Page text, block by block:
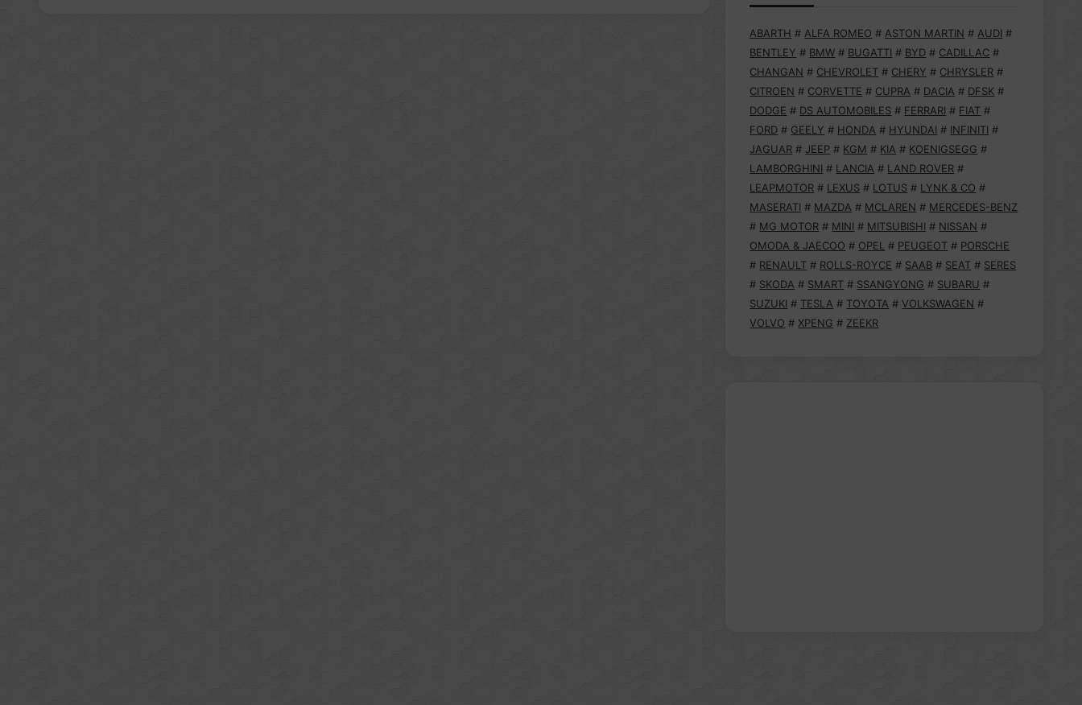
ABARTH # ALFA ROMEO # ASTON MARTIN # AUDI #
BENTLEY # BMW # BUGATTI # BYD # CADILLAC #
CHANGAN # CHEVROLET # CHERY # CHRYSLER #
CITROEN # CORVETTE # CUPRA # DACIA # DFSK #
DODGE # DS AUTOMOBILES # FERRARI # FIAT #
FORD # GEELY # HONDA # HYUNDAI # INFINITI #
JAGUAR # JEEP # KGM # KIA # KOENIGSEGG #
LAMBORGHINI # LANCIA # LAND ROVER #
LEAPMOTOR # LEXUS # LOTUS # LYNK & CO #
MASERATI # MAZDA # MCLAREN # MERCEDES-BENZ
# MG MOTOR # MINI # MITSUBISHI # NISSAN #
OMODA & JAECOO # OPEL # PEUGEOT # PORSCHE
# RENAULT # ROLLS-ROYCE # SAAB # SEAT # SERES
# SKODA # SMART # SSANGYONG # SUBARU #
SUZUKI # TESLA # TOYOTA # VOLKSWAGEN #
VOLVO # XPENG # ZEEKR